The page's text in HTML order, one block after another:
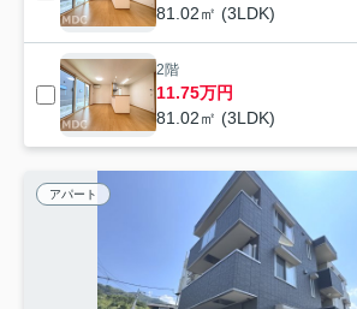
81.02㎡ (3LDK)
2階
11.75万円
81.02㎡ (3LDK)
アパート